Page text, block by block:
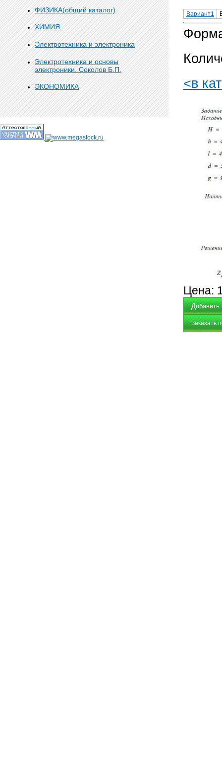
ФИЗИКА(общий каталог)
ХИМИЯ
Электротехника и электроника
Электротехника и основы
электроники. Соколов Б.П.
ЭКОНОМИКА
Вариант1
<в
Цена:
Заказать